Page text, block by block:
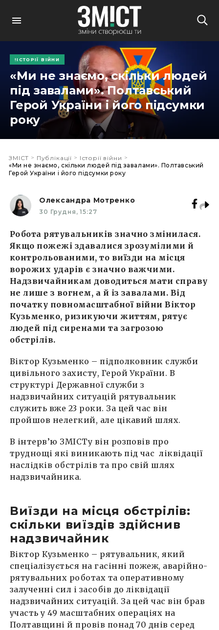
ІСТОРІЇ ВІЙНИ
«Ми не знаємо, скільки людей
під завалами». Полтавський
Герой України і його підсумки
року
ЗМІСТ > Публікації > Історії війни >
«Ми не знаємо, скільки людей під завалами». Полтавський
Герой України і його підсумки року
Олександра Мотренко
30 Грудня, 15:27
Робота рятувальників значно змінилася.
Якщо пожежі здавалися зрозумілими й
контрольованими, то виїзди на місця
ворожих ударів є значно важчими.
Надзвичайникам доводиться мати справу
не лише з вогнем, а й із завалами. Від
початку повномасштабної війни Віктор
Кузьменко, ризикуючи життям, рятує
людей під сиренами та загрозою
обстрілів.
Віктор Кузьменко – підполковник служби
цивільного захисту, Герой України. В
структурі Державної служби з
надзвичайних ситуацій рятувальник
служить вже 23 роки. За цей час він
пройшов нелегкий, але цікавий шлях.
В інтерв’ю ЗМІСТу він розповів про
труднощі які виникають під час ліквідації
наслідків обстрілів та про свій шлях
надзвичайника.
Виїзди на місця обстрілів:
скільки виїздів здійснив
надзвичайник
Віктор Кузьменко – рятувальник, який
спеціалізується на гасінні пожеж, аварійно-
рятувальних роботах та оперативному
залученні сил і засобів до ліквідації
надзвичайних ситуацій. За цей час він брав
участь у 49 масштабних операціях на
Полтавщині й провів понад 70 днів серед